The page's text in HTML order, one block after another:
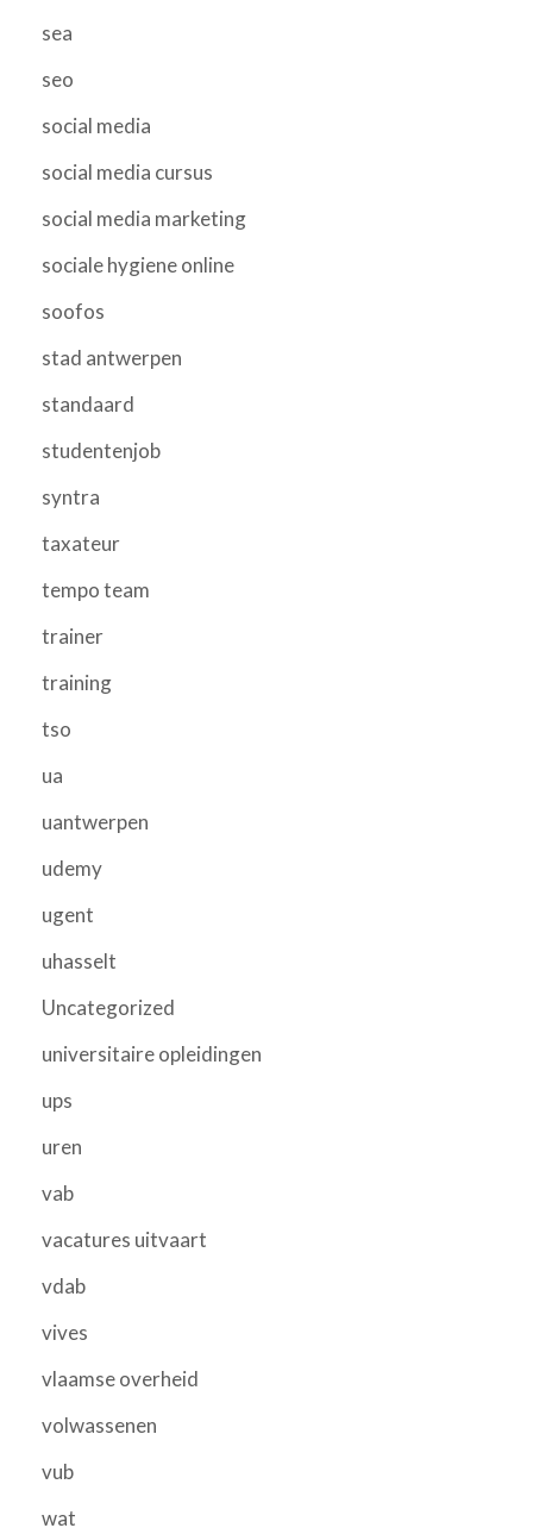
sea
seo
social media
social media cursus
social media marketing
sociale hygiene online
soofos
stad antwerpen
standaard
studentenjob
syntra
taxateur
tempo team
trainer
training
tso
ua
uantwerpen
udemy
ugent
uhasselt
Uncategorized
universitaire opleidingen
ups
uren
vab
vacatures uitvaart
vdab
vives
vlaamse overheid
volwassenen
vub
wat